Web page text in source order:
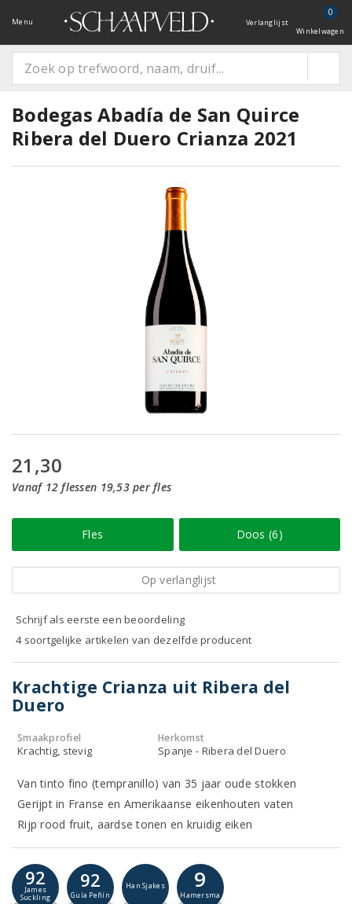
Menu Verlanglijst
0
Winkelwagen
Bodegas Abadía de San Quirce
Ribera del Duero Crianza 2021
21,30
Vanaf 12 flessen 19,53 per fles
Fles Doos (6)
Op verlanglijst
Schrijf als eerste een beoordeling
4 soortgelijke artikelen van dezelfde producent
Krachtige Crianza uit Ribera del
Duero
Smaakprofiel
Krachtig, stevig
Herkomst
Spanje - Ribera del Duero
Van tinto fino (tempranillo) van 35 jaar oude stokken
Gerijpt in Franse en Amerikaanse eikenhouten vaten
Rijp rood fruit, aardse tonen en kruidig eiken
92
James
Suckling
92
Guía Peñín
Han Sjakes 9
Hamersma